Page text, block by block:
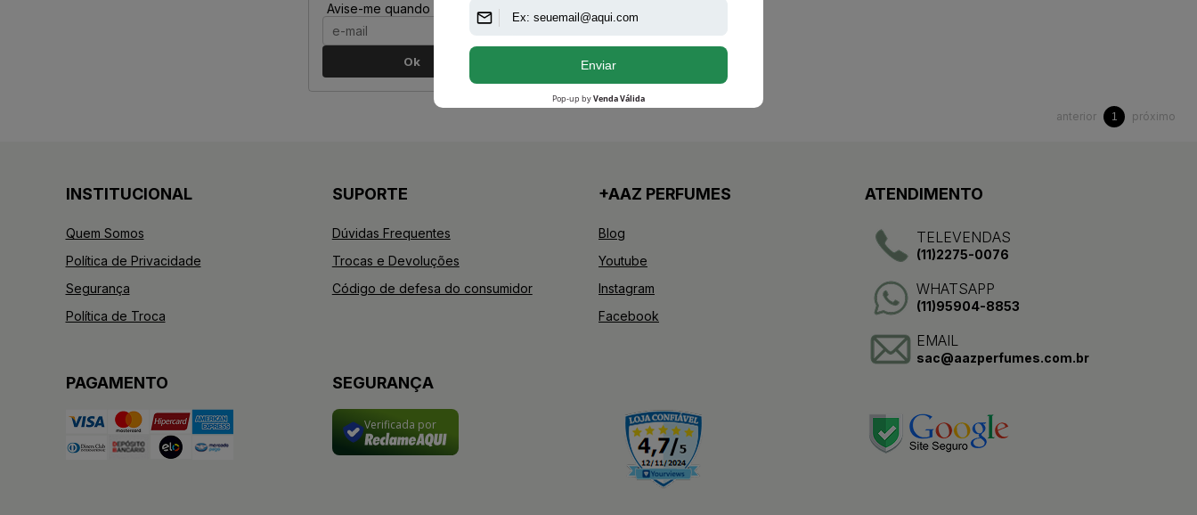
Avise-me quando disponível:
Ok
anterior 1 próximo
INSTITUCIONAL
Quem Somos
Política de Privacidade
Segurança
Política de Troca
SUPORTE
Dúvidas Frequentes
Trocas e Devoluções
Código de defesa do consumidor
+AAZ PERFUMES
Blog
Youtube
Instagram
Facebook
ATENDIMENTO
TELEVENDAS
(11)2275-0076
WHATSAPP
(11)95904-8853
EMAIL
sac@aazperfumes.com.br
PAGAMENTO SEGURANÇA
Verificada por